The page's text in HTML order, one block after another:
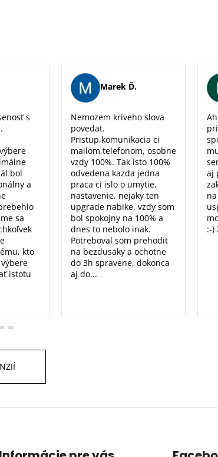
s
bol
a
sa
kto
istotu
Marek Ď.
Nemozem kriveho slova
povedat.
Pristup,komunikacia ci
mailom,telefonom, osobne
vzdy 100%. Tak isto 100%
odvedena kazda jedna
praca ci islo o umytie,
nastavenie, nejaky ten
upgrade nabike, vzdy som
bol spokojny na 100% a
dnes to nebolo inak.
Potreboval som prehodit
na bezdusaky a ochotne
do 3h spravene, dokonca
aj do...
aj
:-)